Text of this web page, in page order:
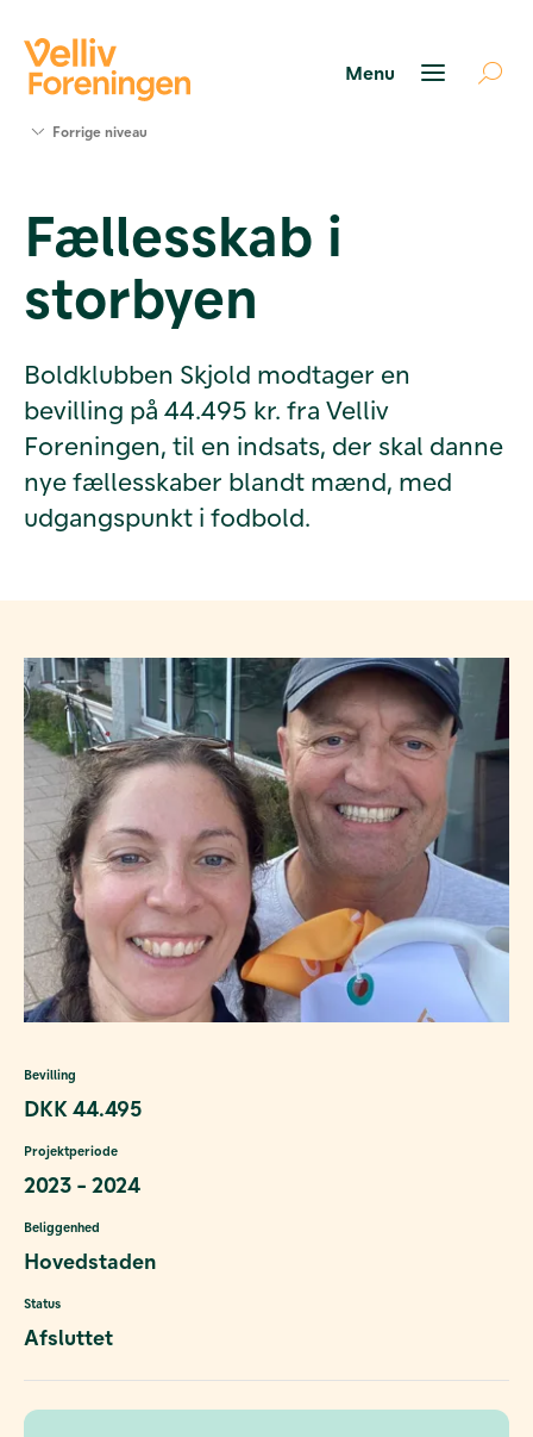
Værktøjer
og viden
Om Velliv
Foreningen
Forrige niveau
Fællesskab i
storbyen
Boldklubben Skjold modtager en
bevilling på 44.495 kr. fra Velliv
Foreningen, til en indsats, der skal danne
nye fællesskaber blandt mænd, med
udgangspunkt i fodbold.
Bevilling
DKK 44.495
Projektperiode
2023 - 2024
Beliggenhed
Hovedstaden
Status
Afsluttet